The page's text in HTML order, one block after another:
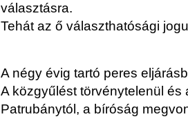
választásra.
Tehát az ő választhatósági
A négy évig tartó peres
A közgyűlést törvénytelenül
Patrubánytól, a bíróság